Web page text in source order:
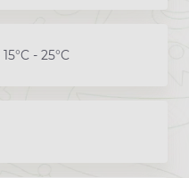
15°C - 25°C